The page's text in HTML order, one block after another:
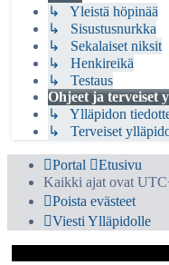
↳ Yleistä höpinää
↳ Sisustusnurkka
↳ Sekalaiset niksit
↳ Henkireikä
↳ Testaus
Ohjeet ja terveiset
↳ Ylläpidon
↳ Terveiset
Portal
Etusivu
Kaikki ajat ovat
Poista evästeet
Viesti Ylläpidolle